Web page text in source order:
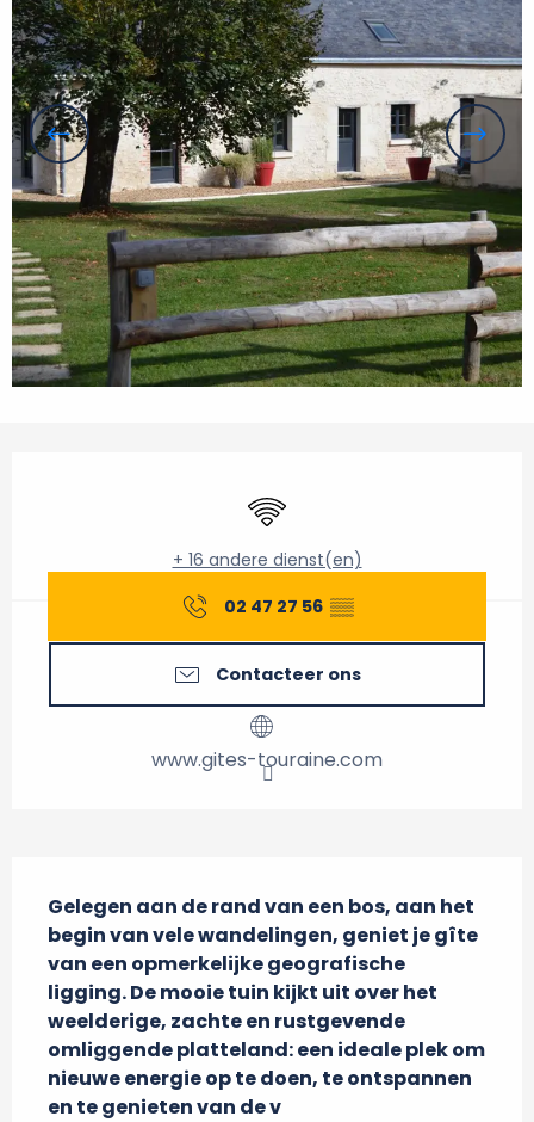
Wifi
+ 16 andere dienst(en)
02 47 27 56 ▒▒
Contacteer ons
www.gites-touraine.com
Gelegen aan de rand van een bos, aan het
begin van vele wandelingen, geniet je gîte
van een opmerkelijke geografische
ligging. De mooie tuin kijkt uit over het
weelderige, zachte en rustgevende
omliggende platteland: een ideale plek om
nieuwe energie op te doen, te ontspannen
en te genieten van de v